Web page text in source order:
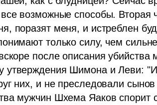
все возможные способы.
поразят меня, и истреблен
только силу, чем
после описания
утверждения Шимона и Леви:
них, и не преследовали
мужчин Шхема Яаков спорит